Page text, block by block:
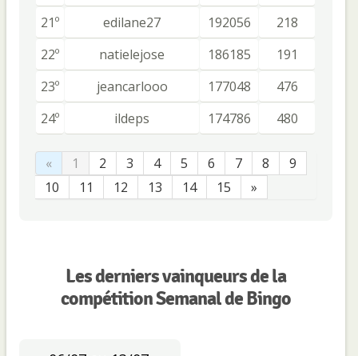
21º
edilane27 192056
218
22º
natielejose 186185
191
23º
jeancarlooo 177048
476
24º
ildeps 174786 480
« 1 2 3 4 5 6 7 8
9
10
11 12 13 14 15 »
Les derniers vainqueurs de la
compétition Semanal de Bingo